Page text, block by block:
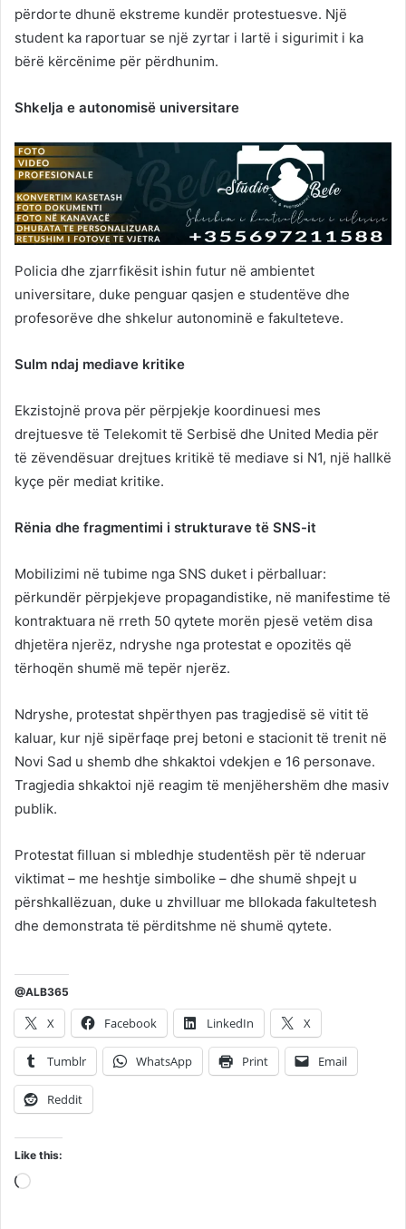
përdorte dhunë ekstreme kundër protestuesve. Një
student ka raportuar se një zyrtar i lartë i sigurimit i ka
bërë kërcënime për përdhunim.
Shkelja e autonomisë universitare
Policia dhe zjarrfikësit ishin futur në ambientet
universitare, duke penguar qasjen e studentëve dhe
profesorëve dhe shkelur autonominë e fakulteteve.
Sulm ndaj mediave kritike
Ekzistojnë prova për përpjekje koordinuesi mes
drejtuesve të Telekomit të Serbisë dhe United Media për
të zëvendësuar drejtues kritikë të mediave si N1, një hallkë
kyçe për mediat kritike.
Rënia dhe fragmentimi i strukturave të SNS-it
Mobilizimi në tubime nga SNS duket i përballuar:
përkundër përpjekjeve propagandistike, në manifestime të
kontraktuara në rreth 50 qytete morën pjesë vetëm disa
dhjetëra njerëz, ndryshe nga protestat e opozitës që
tërhoqën shumë më tepër njerëz.
Ndryshe, protestat shpërthyen pas tragjedisë së vitit të
kaluar, kur një sipërfaqe prej betoni e stacionit të trenit në
Novi Sad u shemb dhe shkaktoi vdekjen e 16 personave.
Tragjedia shkaktoi një reagim të menjëhershëm dhe masiv
publik.
Protestat filluan si mbledhje studentësh për të nderuar
viktimat – me heshtje simbolike – dhe shumë shpejt u
përshkallëzuan, duke u zhvilluar me bllokada fakultetesh
dhe demonstrata të përditshme në shumë qytete.
@ALB365
X Facebook LinkedIn X
Tumblr WhatsApp Print Email
Reddit
Like this:
Loading…